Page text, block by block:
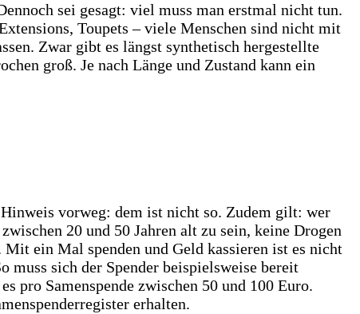
sei gesagt: viel muss man erstmal nicht tun.
Toupets – viele Menschen sind nicht mit
Zwar gibt es längst synthetisch hergestellte
groß. Je nach Länge und Zustand kann ein
vorweg: dem ist nicht so. Zudem gilt: wer
20 und 50 Jahren alt zu sein, keine Drogen
ein Mal spenden und Geld kassieren ist es nicht
muss sich der Spender beispielsweise bereit
pro Samenspende zwischen 50 und 100 Euro.
erhalten.